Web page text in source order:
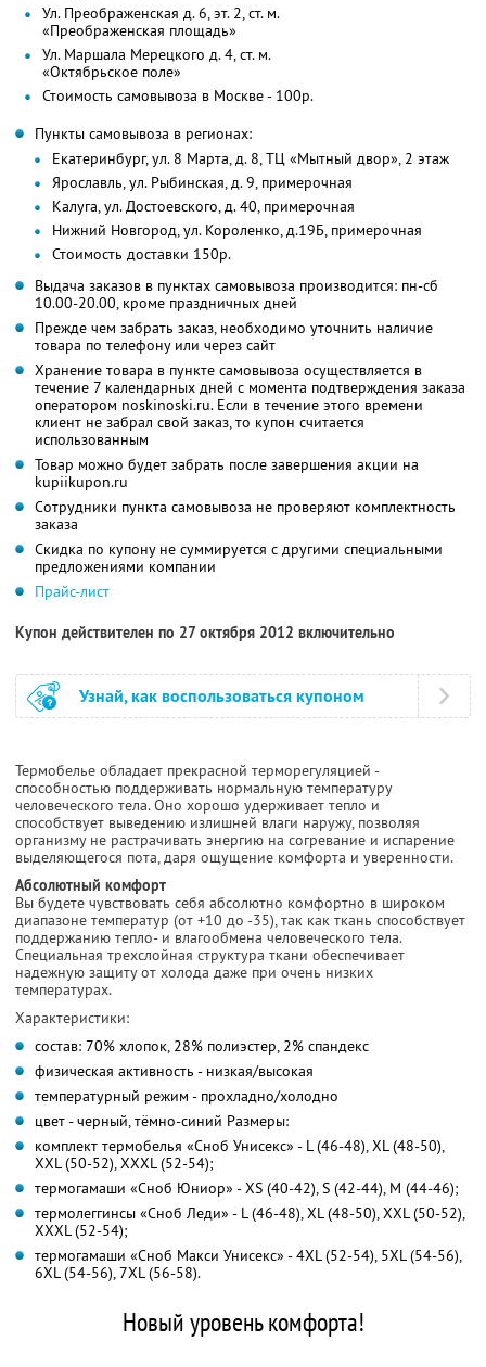
Ул. Преображенская д. 6, эт. 2, ст. м.
«Преображенская площадь»
Ул. Маршала Мерецкого д. 4, ст. м.
«Октябрьское поле»
Стоимость самовывоза в Москве - 100р.
Пункты самовывоза в регионах:
Екатеринбург, ул. 8 Марта, д. 8, ТЦ «Мытный двор», 2 этаж
Ярославль, ул. Рыбинская, д. 9, примерочная
Калуга, ул. Достоевского, д. 40, примерочная
Нижний Новгород, ул. Короленко, д.19Б, примерочная
Стоимость доставки 150р.
Выдача заказов в пунктах самовывоза производится: пн-сб
10.00-20.00, кроме праздничных дней
Прежде чем забрать заказ, необходимо уточнить наличие
товара по телефону или через сайт
Хранение товара в пункте самовывоза осуществляется в
течение 7 календарных дней с момента подтверждения заказа
оператором noskinoski.ru. Если в течение этого времени
клиент не забрал свой заказ, то купон считается
использованным
Товар можно будет забрать после завершения акции на
kupiikupon.ru
Сотрудники пункта самовывоза не проверяют комплектность
заказа
Скидка по купону не суммируется с другими специальными
предложениями компании
Прайс-лист
Купон действителен по 27 октября 2012 включительно
Узнай, как воспользоваться купоном
Термобелье обладает прекрасной терморегуляцией -
способностью поддерживать нормальную температуру
человеческого тела. Оно хорошо удерживает тепло и
способствует выведению излишней влаги наружу, позволяя
организму не растрачивать энергию на согревание и испарение
выделяющегося пота, даря ощущение комфорта и уверенности.
Абсолютный комфорт
Вы будете чувствовать себя абсолютно комфортно в широком
диапазоне температур (от +10 до -35), так как ткань способствует
поддержанию тепло- и влагообмена человеческого тела.
Специальная трехслойная структура ткани обеспечивает
надежную защиту от холода даже при очень низких
температурах.
Характеристики:
состав: 70% хлопок, 28% полиэстер, 2% спандекс
физическая активность - низкая/высокая
температурный режим - прохладно/холодно
цвет - черный, тёмно-синий Размеры:
комплект термобелья «Сноб Унисекс» - L (46-48), XL (48-50),
XXL (50-52), XХXL (52-54);
термогамаши «Сноб Юниор» - XS (40-42), S (42-44), M (44-46);
термолеггинсы «Сноб Леди» - L (46-48), XL (48-50), XXL (50-52),
XХXL (52-54);
термогамаши «Сноб Макси Унисекс» - 4XL (52-54), 5XL (54-56),
6XL (54-56), 7XL (56-58).
Новый уровень комфорта!